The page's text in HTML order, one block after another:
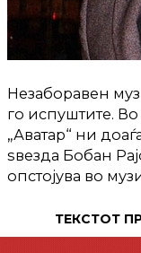
Незаборавен
го испуштите.
„Аватар“ ни
ѕвезда Бобан
опстојува во
ТЕКСТОТ